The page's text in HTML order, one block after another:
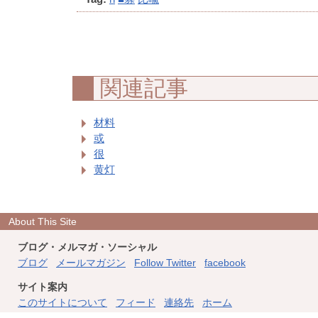
関連記事
材料
或
很
黄灯
About This Site
ブログ・メルマガ・ソーシャル
ブログ
メールマガジン Follow Twitter facebook
サイト案内
このサイトについて
フィード 連絡先 ホーム